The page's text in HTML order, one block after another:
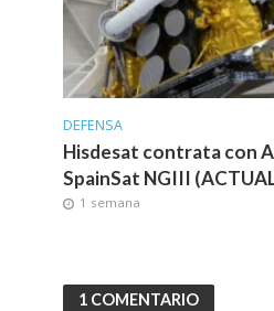
DEFENSA
Hisdesat contrata con
SpainSat NGIII
1 semana
1 COMENTARIO